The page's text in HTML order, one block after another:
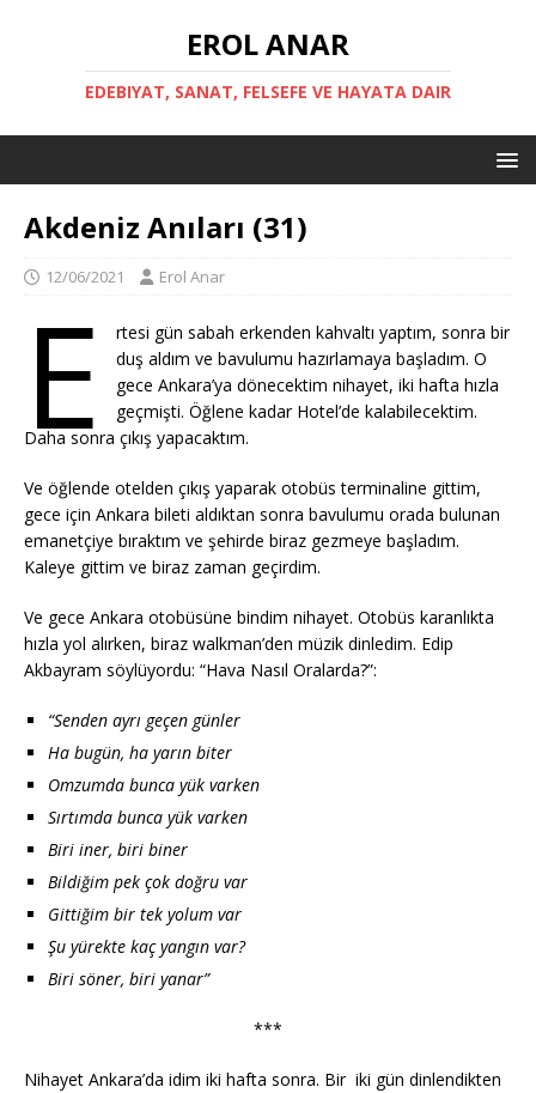
EROL ANAR
EDEBIYAT, SANAT, FELSEFE VE HAYATA DAIR
Akdeniz Anıları (31)
12/06/2021 Erol Anar
E
rtesi gün sabah erkenden kahvaltı yaptım, sonra bir
duş aldım ve bavulumu hazırlamaya başladım. O
gece Ankara’ya dönecektim nihayet, iki hafta hızla
geçmişti. Öğlene kadar Hotel’de kalabilecektim.
Daha sonra çıkış yapacaktım.
Ve öğlende otelden çıkış yaparak otobüs terminaline gittim,
gece için Ankara bileti aldıktan sonra bavulumu orada bulunan
emanetçiye bıraktım ve şehirde biraz gezmeye başladım.
Kaleye gittim ve biraz zaman geçirdim.
Ve gece Ankara otobüsüne bindim nihayet. Otobüs karanlıkta
hızla yol alırken, biraz walkman’den müzik dinledim. Edip
Akbayram söylüyordu: “Hava Nasıl Oralarda?”:
“Senden ayrı geçen günler
Ha bugün, ha yarın biter
Omzumda bunca yük varken
Sırtımda bunca yük varken
Biri iner, biri biner
Bildiğim pek çok doğru var
Gittiğim bir tek yolum var
Şu yürekte kaç yangın var?
Biri söner, biri yanar”
***
Nihayet Ankara’da idim iki hafta sonra. Bir iki gün dinlendikten